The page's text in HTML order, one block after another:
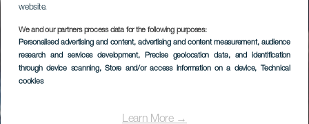
website.
We and our partners process data for the following purposes:
Personalised advertising and content, advertising and content measurement, audience
research and services development, Precise geolocation data, and identification
through device scanning, Store and/or access information on a device, Technical
cookies
Learn More →